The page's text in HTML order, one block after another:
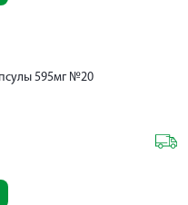
595мг №20